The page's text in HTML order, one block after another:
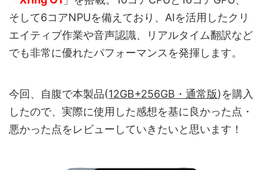
そして6コアNPUを備えており、AIを活用したクリ
エイティブ作業や音声認識、リアルタイム翻訳など
でも非常に優れたパフォーマンスを発揮します。
今回、自腹で本製品(12GB+256GB・通常版)を購入
したので、実際に使用した感想を基に良かった点・
悪かった点をレビューしていきたいと思います！